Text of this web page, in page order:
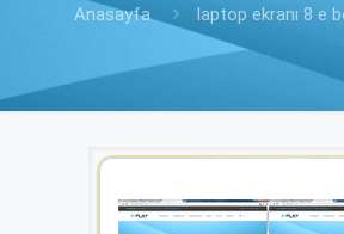
Anasayfa laptop ekranı 8 e